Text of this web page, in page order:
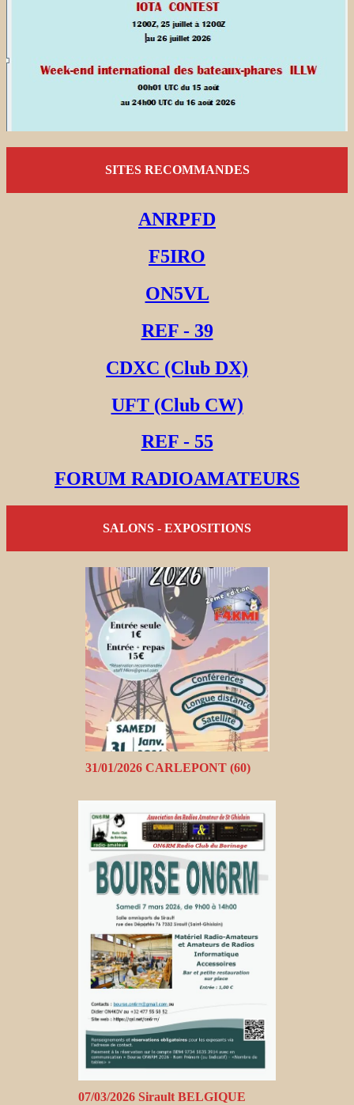
SITES RECOMMANDES
ANRPFD
F5IRO
ON5VL
REF - 39
CDXC (Club DX)
UFT (Club CW)
REF - 55
FORUM RADIOAMATEURS
SALONS - EXPOSITIONS
31/01/2026 CARLEPONT (60)
07/03/2026 Sirault BELGIQUE